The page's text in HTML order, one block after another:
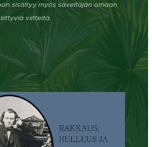
sisältyy myös säveltäjän omaan
viitteitä.